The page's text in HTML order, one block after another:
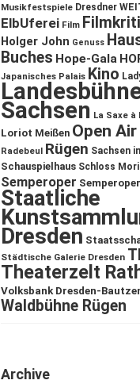
Musikfestspiele Dresdner
ElbUferei Film
Holger John Genuss
Buches Hope-Gala
Japanisches Palais Kino
Sachsen La Saxe à
Loriot Meißen Open Air
Radebeul Rügen Sachsen
Schauspielhaus Schloss
Semperoper
Staatliche
Dresden
Städtische Galerie Dresden
Theaterzelt
Volksbank Dresden-
Waldbühne Rügen
Archive